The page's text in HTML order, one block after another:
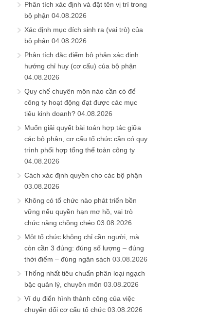
Phân tích xác định và đặt tên vị trí trong
bộ phận 04.08.2026
Xác định mục đích sinh ra (vai trò) của
bộ phận 04.08.2026
Phân tích đặc điểm bộ phận xác định
hướng chỉ huy (cơ cấu) của bộ phận
04.08.2026
Quy chế chuyên môn nào cần có để
công ty hoạt động đạt được các mục
tiêu kinh doanh? 04.08.2026
Muốn giải quyết bài toán hợp tác giữa
các bộ phận, cơ cấu tổ chức cần có quy
trình phối hợp tổng thể toàn công ty
04.08.2026
Cách xác định quyền cho các bộ phận
03.08.2026
Không có tổ chức nào phát triển bền
vững nếu quyền hạn mơ hồ, vai trò
chức năng chồng chéo 03.08.2026
Một tổ chức không chỉ cần người, mà
còn cần 3 đúng: đúng số lượng – đúng
thời điểm – đúng ngân sách 03.08.2026
Thống nhất tiêu chuẩn phân loại ngạch
bậc quản lý, chuyên môn 03.08.2026
Ví dụ điển hình thành công của việc
chuyển đổi cơ cấu tổ chức 03.08.2026